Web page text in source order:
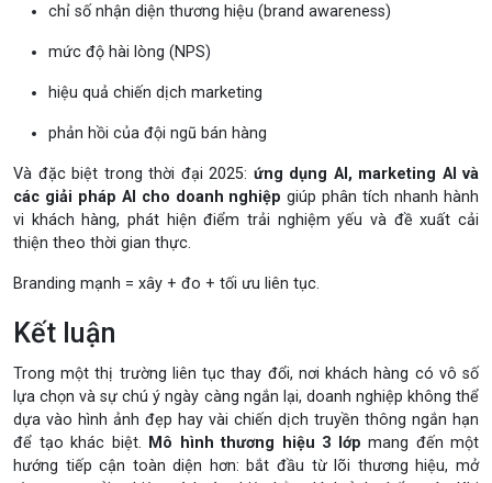
chỉ số nhận diện thương hiệu (brand awareness)
mức độ hài lòng (NPS)
hiệu quả chiến dịch marketing
phản hồi của đội ngũ bán hàng
Và đặc biệt trong thời đại 2025: ứng dụng AI, marketing AI và
các giải pháp AI cho doanh nghiệp giúp phân tích nhanh hành
vi khách hàng, phát hiện điểm trải nghiệm yếu và đề xuất cải
thiện theo thời gian thực.
Branding mạnh = xây + đo + tối ưu liên tục.
Kết luận
Trong một thị trường liên tục thay đổi, nơi khách hàng có vô số
lựa chọn và sự chú ý ngày càng ngắn lại, doanh nghiệp không thể
dựa vào hình ảnh đẹp hay vài chiến dịch truyền thông ngắn hạn
để tạo khác biệt. Mô hình thương hiệu 3 lớp mang đến một
hướng tiếp cận toàn diện hơn: bắt đầu từ lõi thương hiệu, mở